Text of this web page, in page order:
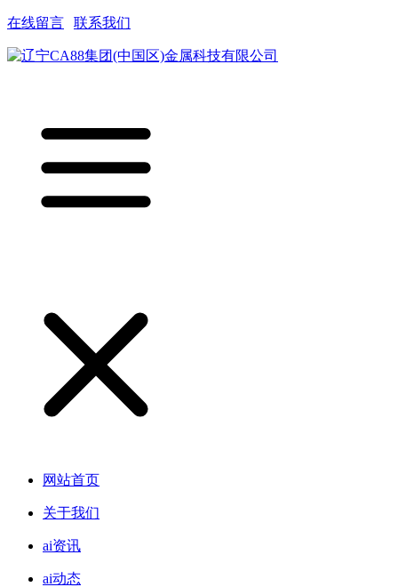
在线留言 联系我们
网站首页
关于我们
ai资讯
ai动态